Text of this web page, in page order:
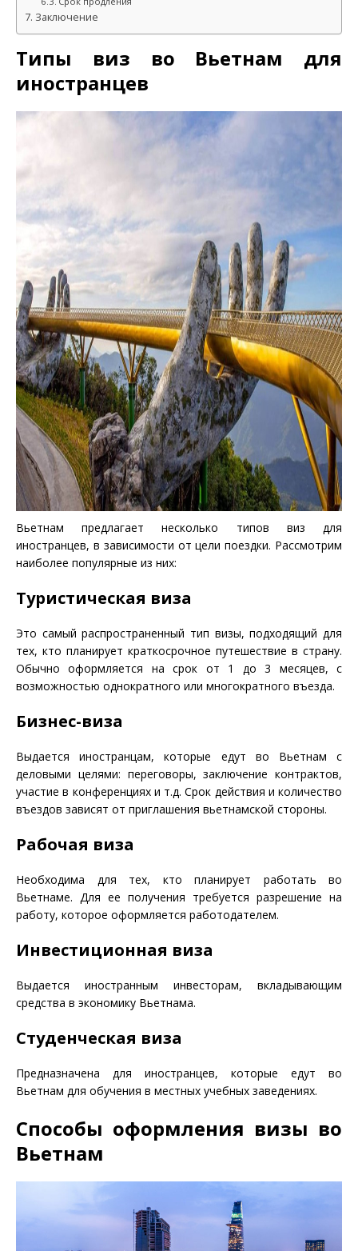
Заключение
Типы виз во Вьетнам для
иностранцев
Вьетнам предлагает несколько типов виз для
иностранцев, в зависимости от цели поездки. Рассмотрим
наиболее популярные из них:
Туристическая виза
Это самый распространенный тип визы, подходящий для
тех, кто планирует краткосрочное путешествие в страну.
Обычно оформляется на срок от 1 до 3 месяцев, с
возможностью однократного или многократного въезда.
Бизнес-виза
Выдается иностранцам, которые едут во Вьетнам с
деловыми целями: переговоры, заключение контрактов,
участие в конференциях и т.д. Срок действия и количество
въездов зависят от приглашения вьетнамской стороны.
Рабочая виза
Необходима для тех, кто планирует работать во
Вьетнаме. Для ее получения требуется разрешение на
работу, которое оформляется работодателем.
Инвестиционная виза
Выдается иностранным инвесторам, вкладывающим
средства в экономику Вьетнама.
Студенческая виза
Предназначена для иностранцев, которые едут во
Вьетнам для обучения в местных учебных заведениях.
Способы оформления визы во
Вьетнам